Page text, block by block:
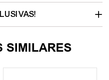
SIMILARES